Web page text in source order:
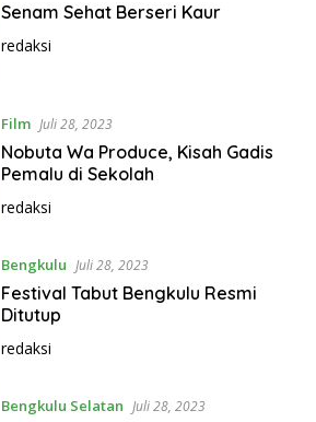
Senam Sehat Berseri Kaur
redaksi
Film Juli 28, 2023
Nobuta Wa Produce, Kisah Gadis
Pemalu di Sekolah
redaksi
Bengkulu Juli 28, 2023
Festival Tabut Bengkulu Resmi
Ditutup
redaksi
Bengkulu Selatan Juli 28, 2023